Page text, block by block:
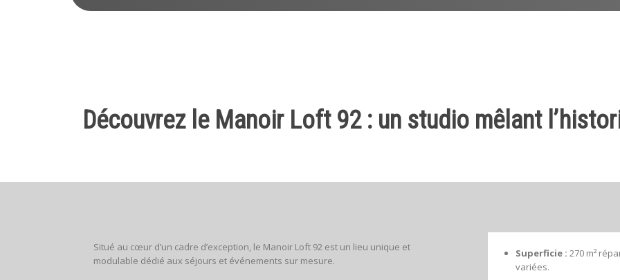
Découvrez le Manoir Loft 92 : un studio mêlant
Situé au cœur d’un cadre d’exception, le Manoir Loft 92 est un lieu unique et
modulable dédié aux séjours et événements sur mesure.
Superficie : 270 m²
variées.